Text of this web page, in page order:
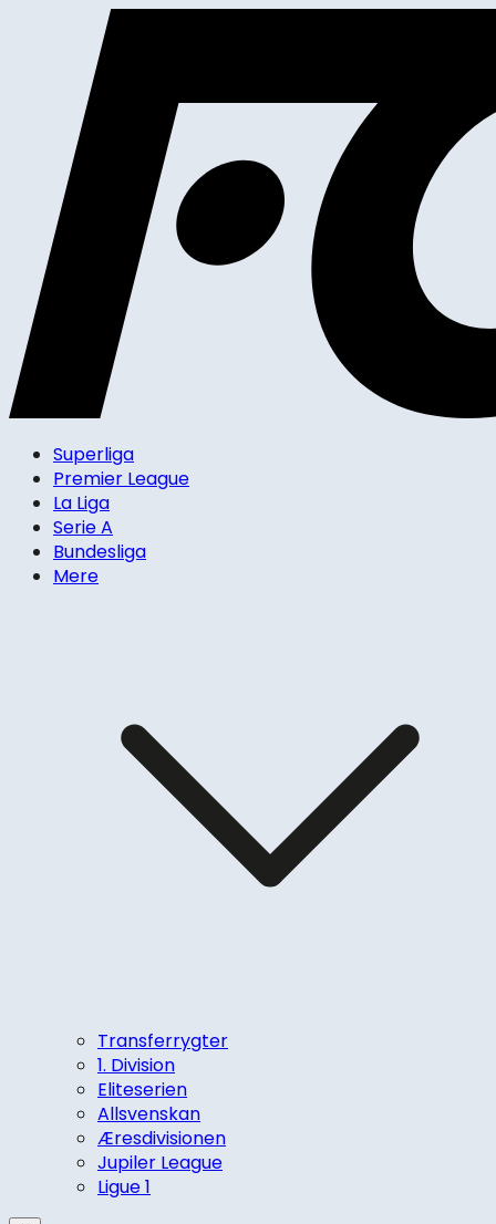
Superliga
Premier League
La Liga
Serie A
Bundesliga
Mere
Transferrygter
1. Division
Eliteserien
Allsvenskan
Æresdivisionen
Jupiler League
Ligue 1